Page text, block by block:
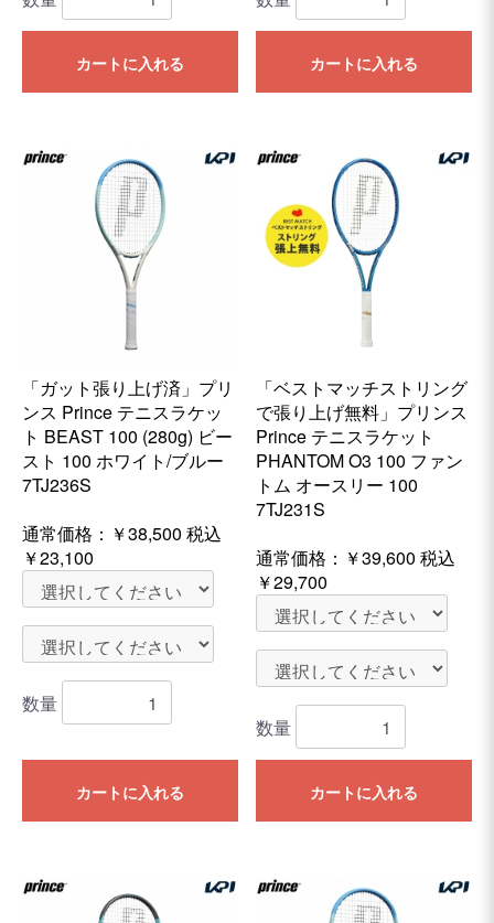
カートに入れる カートに入れる
「ガット張り上げ済」プリ
ンス Prince テニスラケッ
ト BEAST 100 (280g) ビー
スト 100 ホワイト/ブルー
7TJ236S
通常価格： ￥38,500 税込
￥23,100
数量
カートに入れる
「ベストマッチストリング
で張り上げ無料」プリンス
Prince テニスラケット
PHANTOM O3 100 ファン
トム オースリー 100
7TJ231S
通常価格： ￥39,600 税込
￥29,700
数量
カートに入れる